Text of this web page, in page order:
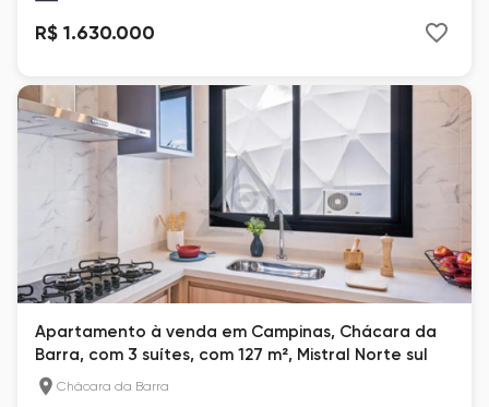
R$ 1.630.000
Apartamento à venda em Campinas, Chácara da
Barra, com 3 suítes, com 127 m², Mistral Norte sul
Chácara da Barra